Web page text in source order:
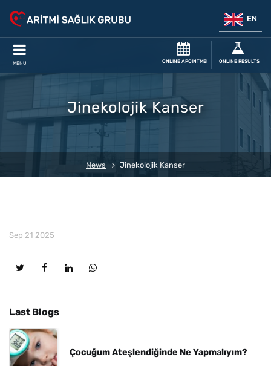
EN
MENU ONLINE APOINTMENT ONLINE RESULTS
Jinekolojik Kanser
News Jinekolojik Kanser
Sep 21 2025
Last Blogs
Çocuğum Ateşlendiğinde Ne Yapmalıyım?